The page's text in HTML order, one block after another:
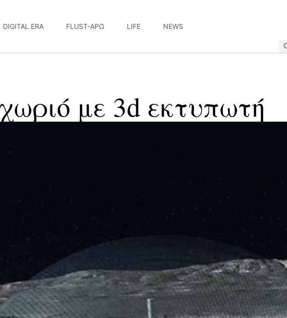
DIGITAL ERA FLUST-ΆΡΩ LIFE NEWS
με 3d εκτυπωτή